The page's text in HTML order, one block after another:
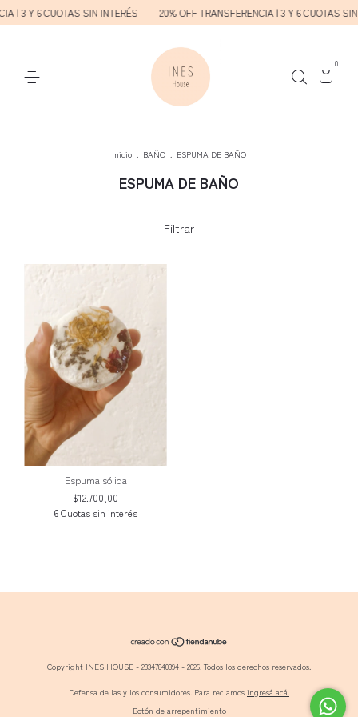
| 3 Y 6 CUOTAS SIN INTERÉS 20% OFF TRANSFERENCIA | 3 Y 6 CUOTAS
0
Inicio . BAÑO . ESPUMA DE BAÑO
ESPUMA DE BAÑO
Filtrar
Espuma sólida
$12.700,00
Copyright INES HOUSE - 23347840394 - 2026. Todos los derechos reservados.
Defensa de las y los consumidores. Para reclamos ingresá acá.
Botón de arrepentimiento